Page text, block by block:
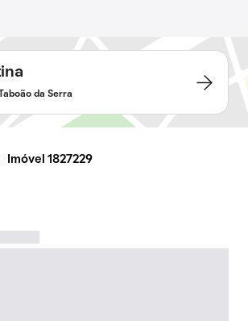
da Serra
Imóvel 1827229